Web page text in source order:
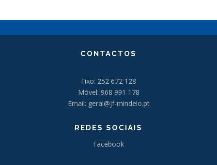
CONTACTOS
Fixo: 252 672 128
Móvel: 968 991 178
Email: geral@jf-mindelo.pt
REDES SOCIAIS
Facebook